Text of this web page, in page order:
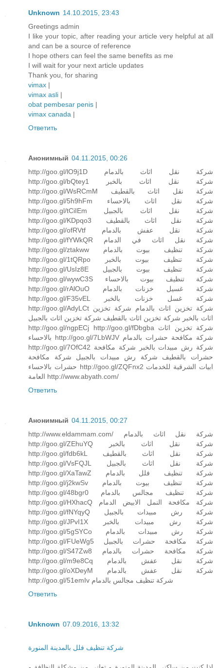
Unknown 14.10.2015, 23:43
Greetings admin
I like your topic, after reading your article very helpful at all
and can be a source of reference
I hope others can feel the same benefits as me
I will wait for your next article updates
Thank you, for sharing
vimax |
vimax asli |
obat pembesar penis |
vimax canada |
Ответить
Анонимный 04.11.2015, 00:26
http://goo.gl/lO9j1D شركة نقل اثاث بالدمام
http://goo.gl/bQtey1 شركة نقل اثاث بالخبر
http://goo.gl/WsRCmM شركة نقل اثاث بالقطيف
http://goo.gl/5h9hFm شركة نقل اثاث بالاحساء
http://goo.gl/tCiIEm شركة نقل اثاث بالجبيل
http://goo.gl/KDpqo3 شركة نقل اثاث بالقطيف
http://goo.gl/ofRVtf شركة نقل عفش بالدمام
http://goo.gl/fYWkQR شركة نقل اثاث في الدمام
http://goo.gl/ztakww شركة تنظيف بيوت بالدمام
http://goo.gl/1tQRpo شركة تنظيف بيوت بالخبر
http://goo.gl/UsIz8E شركة تنظيف بيوت بالجبيل
http://goo.gl/wywC3S شركة تنظيف بيوت بالاحساء
http://goo.gl/rAlOuO شركة غسيل خزنات بالدمام
http://goo.gl/F35vEL شركة غسل خزنات بالخبر
http://goo.gl/AdyLCt شركة تخزين اثاث بالدمام شركة تخزين
اثاث بالخبر شركة تخزين اثاث بالقطيف شركة تخزين اثاث بالجبيل
http://goo.gl/ngpECj http://goo.gl/fDbgba شركة تخزين اثاث
بالاحساء http://goo.gl/7LbWJV شركة مكافحة حشرات بالدمام
http://goo.gl/7OfC42 شركة رش مبيدات بالخبر شركة مكافحة
حشرات بالقطيف شركة رش مبيدات بالجبيل شركة مكافحة
حشرات بالاحساء http://goo.gl/ZQFnx2 ابيات الشرقية للخدمات
العامة http://www.abyath.com/
Ответить
Анонимный 04.11.2015, 00:27
http://www.eldammam.com/ شركة نقل اثاث بالدمام
http://goo.gl/ZEhuYQ شركة نقل اثاث بالخبر
http://goo.gl/fdb6kL شركة نقل اثاث بالقطيف
http://goo.gl/VsFQJL شركة نقل اثاث بالجبيل
http://goo.gl/XaTawZ شركة تنظيف فلل بالدمام
http://goo.gl/j2kwSv شركة تنظيف بيوت بالدمام
http://goo.gl/48bgr0 شركة تنظيف مجالس بالدمام
http://goo.gl/HXhacQ شركة مكافحة النمل الابيض الدمام
http://goo.gl/fNYqyQ شركة رش مبيدات بالجبيل
http://goo.gl/JPvI1X شركة رش مبيدات بالخبر
http://goo.gl/5gSYCo شركة رش مبيدات بالدمام
http://goo.gl/FUeWg5 شركة مكافحة حشرات بالجبيل
http://goo.gl/S47Zw8 شركة مكافحة حشرات بالدمام
http://goo.gl/m9e8Cq شركة نقل عفش بالدمام
http://goo.gl/oXDeyM شركة نقل عفش بالدمام
http://goo.gl/51emIv شركة تنظيف مجالس بالدمام
Ответить
Unknown 07.09.2016, 13:32
شركة تنظيف فلل بالمدينة المنورة